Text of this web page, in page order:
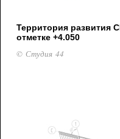
Территория развития
отметке +4.050
© Студия 44